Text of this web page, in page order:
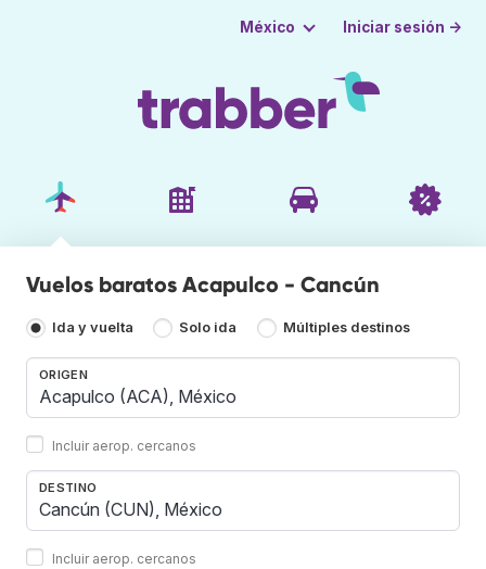
México Iniciar sesión →
Vuelos baratos Acapulco - Cancún
Ida y vuelta Solo ida Múltiples destinos
ORIGEN
Incluir aerop. cercanos
DESTINO
Incluir aerop. cercanos